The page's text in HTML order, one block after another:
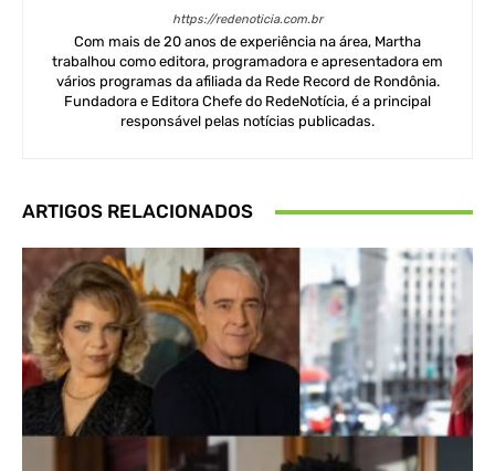
https://redenoticia.com.br
Com mais de 20 anos de experiência na área, Martha
trabalhou como editora, programadora e apresentadora em
vários programas da afiliada da Rede Record de Rondônia.
Fundadora e Editora Chefe do RedeNotícia, é a principal
responsável pelas notícias publicadas.
ARTIGOS RELACIONADOS